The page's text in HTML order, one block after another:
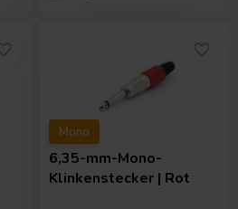
Mono
6,35-mm-Mono-
Klinkenstecker | Rot